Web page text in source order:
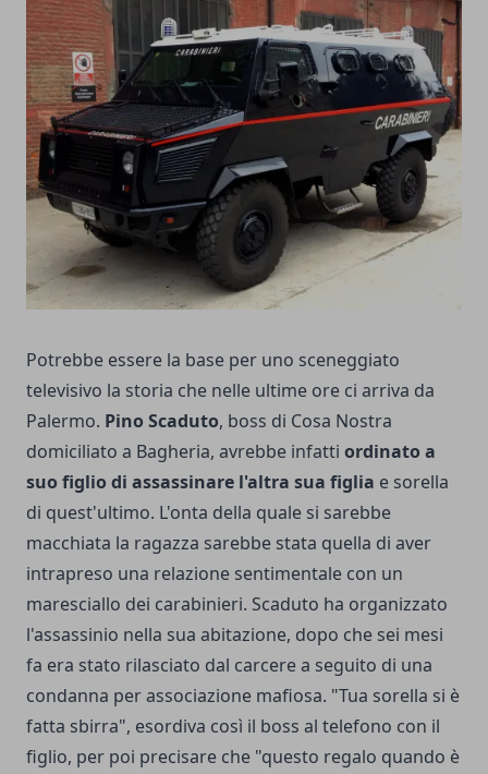
Potrebbe essere la base per uno sceneggiato
televisivo la storia che nelle ultime ore ci arriva da
Palermo. Pino Scaduto, boss di Cosa Nostra
domiciliato a Bagheria, avrebbe infatti ordinato a
suo figlio di assassinare l'altra sua figlia e sorella
di quest'ultimo. L'onta della quale si sarebbe
macchiata la ragazza sarebbe stata quella di aver
intrapreso una relazione sentimentale con un
maresciallo dei carabinieri. Scaduto ha organizzato
l'assassinio nella sua abitazione, dopo che sei mesi
fa era stato rilasciato dal carcere a seguito di una
condanna per associazione mafiosa. "Tua sorella si è
fatta sbirra", esordiva così il boss al telefono con il
figlio, per poi precisare che "questo regalo quando è